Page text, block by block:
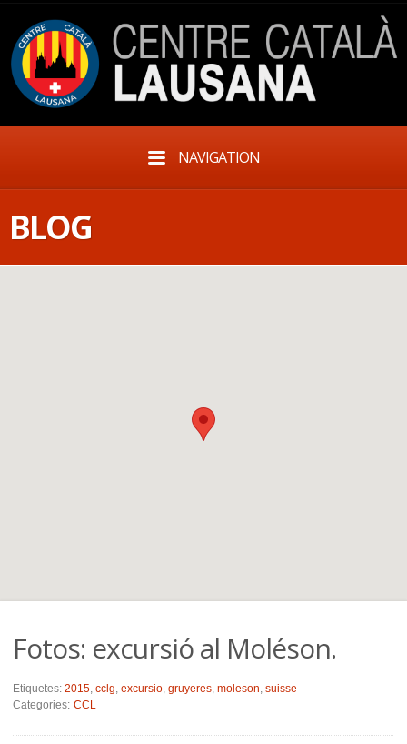
NAVIGATION
BLOG
Fotos: excursió al Moléson.
Etiquetes: 2015, cclg, excursio, gruyeres, moleson, suisse
Categories: CCL